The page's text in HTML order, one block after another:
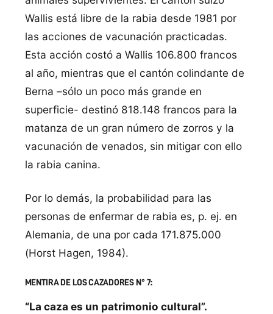
Wallis está libre de la rabia desde 1981 por
las acciones de vacunación practicadas.
Esta acción costó a Wallis 106.800 francos
al año, mientras que el cantón colindante de
Berna –sólo un poco más grande en
superficie- destinó 818.148 francos para la
matanza de un gran número de zorros y la
vacunación de venados, sin mitigar con ello
la rabia canina.
Por lo demás, la probabilidad para las
personas de enfermar de rabia es, p. ej. en
Alemania, de una por cada 171.875.000
(Horst Hagen, 1984).
MENTIRA DE LOS CAZADORES N° 7:
“La caza es un patrimonio cultural”.